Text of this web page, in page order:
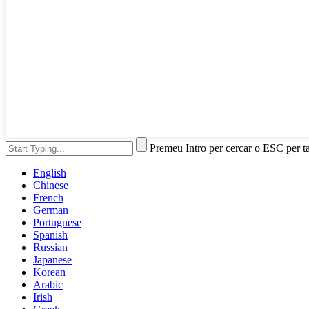
Premeu Intro per cercar o ESC per
English
Chinese
French
German
Portuguese
Spanish
Russian
Japanese
Korean
Arabic
Irish